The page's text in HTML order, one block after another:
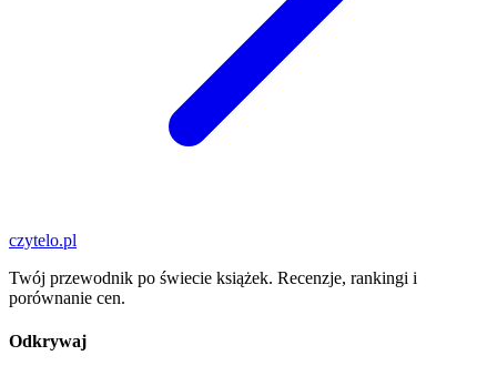
czytelo.pl
Twój przewodnik po świecie książek. Recenzje, rankingi i
porównanie cen.
Odkrywaj